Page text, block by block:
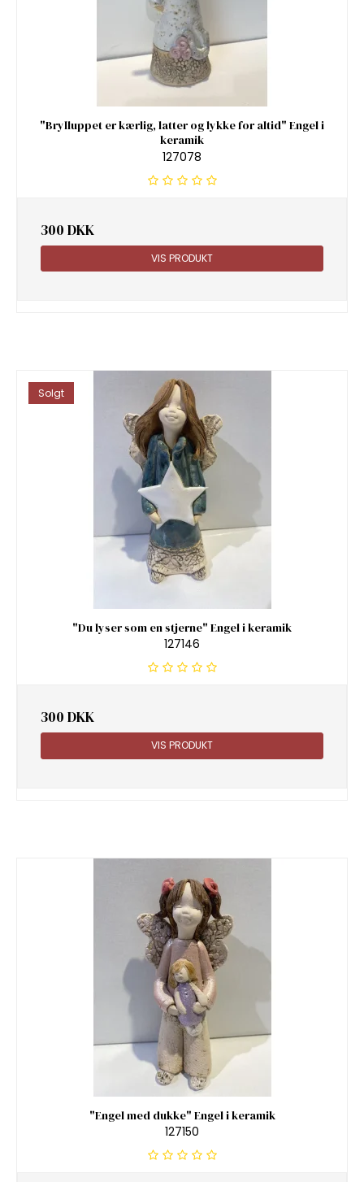
"Brylluppet er kærlig, latter og lykke for altid" Engel i
keramik
127078
300 DKK
VIS PRODUKT
Solgt
"Du lyser som en stjerne" Engel i keramik
127146
300 DKK
VIS PRODUKT
"Engel med dukke" Engel i keramik
127150